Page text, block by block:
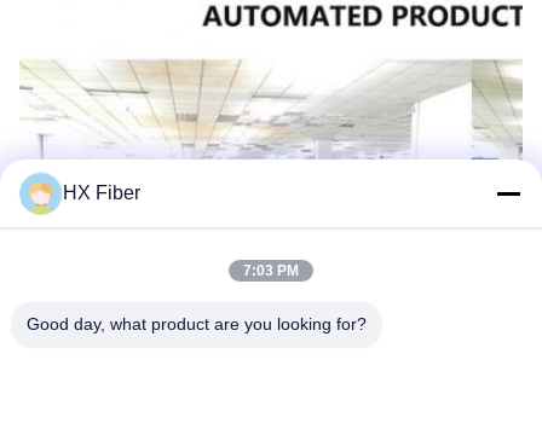
HX Fiber
7:03 PM
Good day, what product are you looking for?